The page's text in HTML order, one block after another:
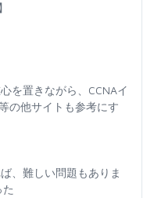
を置きながら、CCNAイ
の他サイトも参考にす
、難しい問題もありま